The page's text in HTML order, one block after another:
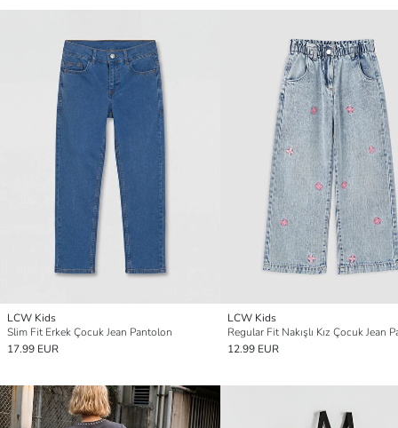
LCW Kids
Slim Fit Erkek Çocuk Jean Pantolon
17.99 EUR
LCW Kids
Regular Fit Nakışlı Kız Çocuk Jean
12.99 EUR